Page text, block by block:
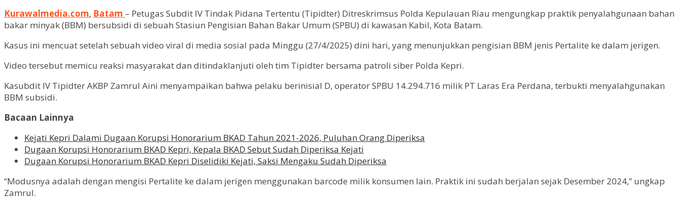
Kurawalmedia.com, Batam – Petugas Subdit IV Tindak Pidana Tertentu (Tipidter) Ditreskrimsus Polda Kepulauan Riau mengungkap praktik penyalahgunaan bahan
bakar minyak (BBM) bersubsidi di sebuah Stasiun Pengisian Bahan Bakar Umum (SPBU) di kawasan Kabil, Kota Batam.
Kasus ini mencuat setelah sebuah video viral di media sosial pada Minggu (27/4/2025) dini hari, yang menunjukkan pengisian BBM jenis Pertalite ke dalam jerigen.
Video tersebut memicu reaksi masyarakat dan ditindaklanjuti oleh tim Tipidter bersama patroli siber Polda Kepri.
Kasubdit IV Tipidter AKBP Zamrul Aini menyampaikan bahwa pelaku berinisial D, operator SPBU 14.294.716 milik PT Laras Era Perdana, terbukti menyalahgunakan
BBM subsidi.
Bacaan Lainnya
Kejati Kepri Dalami Dugaan Korupsi Honorarium BKAD Tahun 2021-2026, Puluhan Orang Diperiksa
Dugaan Korupsi Honorarium BKAD Kepri, Kepala BKAD Sebut Sudah Diperiksa Kejati
Dugaan Korupsi Honorarium BKAD Kepri Diselidiki Kejati, Saksi Mengaku Sudah Diperiksa
“Modusnya adalah dengan mengisi Pertalite ke dalam jerigen menggunakan barcode milik konsumen lain. Praktik ini sudah berjalan sejak Desember 2024,” ungkap
Zamrul.